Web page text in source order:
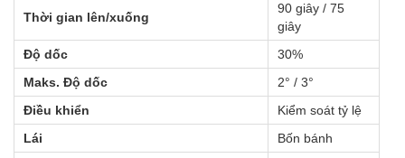
Thời gian lên/xuống
90 giây / 75
giây
Độ dốc
30%
Maks. Độ dốc
2° / 3°
Điều khiển
Kiểm soát tỷ lệ
Lái
Bốn bánh